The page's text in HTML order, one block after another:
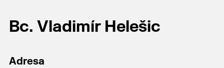
Bc. Vladimír Helešic
Adresa